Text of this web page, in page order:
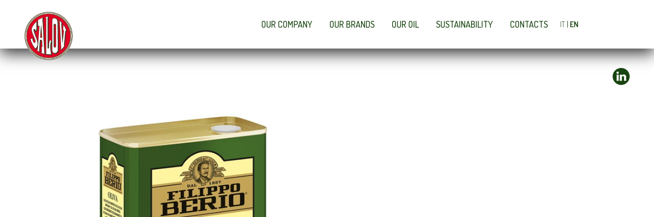
OUR COMPANY OUR BRANDS OUR OIL SUSTAINABILITY CONTACTS IT EN